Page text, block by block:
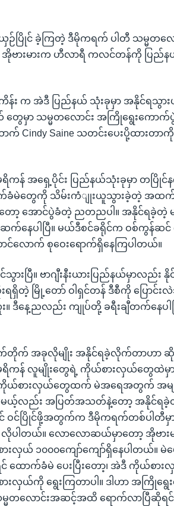
ဉ်ပြိုင် ခဲ့ကြတဲ့ ဒီမိုကရက် ပါတီ သမ္မတလေ
ားမားက ဟီလာရီ ကလင်တန်ကို ပြည်န
က အဲဒီ ပြည်နယ် သုံးခုမှာ အနိုင်ရသွားပ
နယ် တွေမှာ သမ္မတလောင်း အကြိုရွေးကေ
Cindy Saine သတင်းပေးပို့ထားတာ
ေရိကန် အရှေ့ပိုင်း ပြည်နယ်သုံးခုမှာ တပြို
က်ခံမဲတွေကို သိမ်းကံျုးယူသွားခဲ့တဲ့ အထ
အောင်ပွဲခံတဲ့ ညတညပါ။ အနိုင်ရခဲ့တဲ့ မစ္
က်နေပါပြီ။ မယ်ဒီစင်ခရိုင်က ဝစ်ကွန်
လောက် စုဝေးရောက်ရှိနေကြပါတယ်။
ပြီ။ ဗာဂျီးနီးယားပြည်နယ်မှာလည်း နိုင်
းရရှိတဲ့ မြို့တော် ဝါရှင်တန် ဒီစီကို ပြော
ဒီနေ့ညလည်း ကျုပ်တို့ ခရီးချီတက်နေပါပ
တိုက် အခုလိုမျိုး အနိုင်ရခဲ့လိုက်တာဟာ ဆို
ကန် လူမျိုးတွေရဲ့ ကိုယ်စားလှယ်တွေထဲ
းကိုယ်စားလှယ်တွေထက် မဲအရေအတွက် အမျ
ေမယ့်လည်း အပြတ်အသတ်နဲ့တော့ အနိုင်ရခဲ့
ဝင်ပြိုင်ဖို့အတွက်က ဒီမိုကရက်တစ်ပါတီမှ
ပါတယ်။ လောလောဆယ်မှာတော့ အိုဗားမ
ယ် ၁၀၀၀ကျော်ကျော်ရှိနေပါတယ်။ မဲ
ောက်ခံမဲ ပေးပြီးတော့၊ အဲဒီ ကိုယ်စ
းလှယ်ကို ရွေးကြတာပါ။ ဒါဟာ အကြိုရွေ
မ္မတလောင်းအဆင့်အထိ ရောက်လာပြီဆို